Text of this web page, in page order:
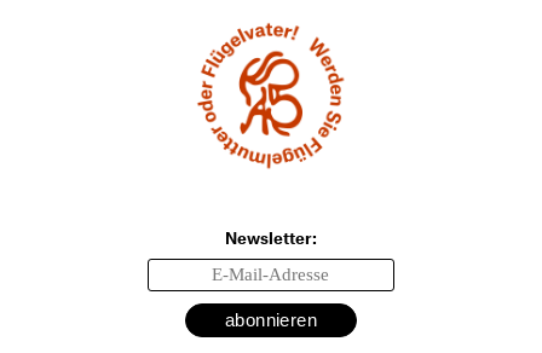
Kulinarik
Schulen
Park
Stiftung
Parkplan
Bernhard Luginbühl
Medien
Newsletter: